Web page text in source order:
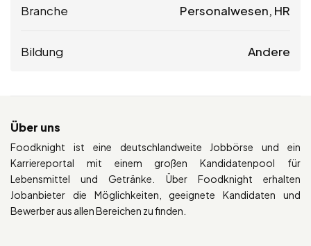
Branche Personalwesen, HR
Bildung Andere
Über uns
Foodknight ist eine deutschlandweite Jobbörse und ein
Karriereportal mit einem großen Kandidatenpool für
Lebensmittel und Getränke. Über Foodknight erhalten
Jobanbieter die Möglichkeiten, geeignete Kandidaten und
Bewerber aus allen Bereichen zu finden.